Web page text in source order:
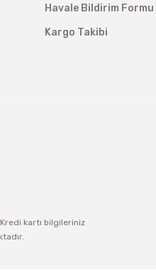
Havale Bildirim Formu
Kargo Takibi
kartı bilgileriniz